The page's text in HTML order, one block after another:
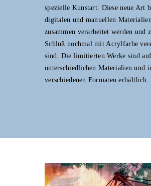
spezielle Kunstart. Diese neue Art
digitalen und manuellen
zusammen verarbeitet werden und
Schluß nochmal mit Acrylfarbe
sind. Die limitierten Werke sind auf
unterschiedlichen Materialien und
verschiedenen Formaten erhältlich.